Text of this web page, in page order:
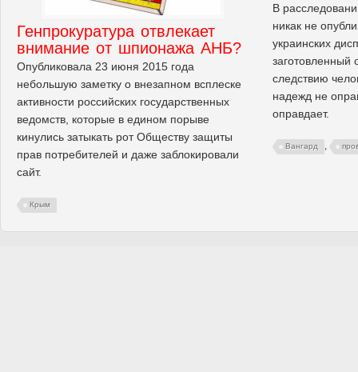
В
никак не
украинских
заготовленный
следствию
надежд не
оправдает.
Вангард ,
Генпрокуратура отвлекает
внимание от шпионажа АНБ?
Опубликовала 23 июня 2015 года
небольшую заметку о внезапном всплеске
активности российских государственных
ведомств, которые в едином порыве
кинулись затыкать рот Обществу защиты
прав потребителей и даже заблокировали
сайт.
Крым